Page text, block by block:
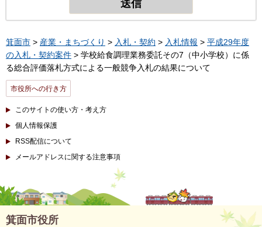
箕面市 > 産業・まちづくり > 入札・契約 > 入札情報 > 平成29年度
の入札・契約案件 > 学校給食調理業務委託その7（中小学校）に係
る総合評価落札方式による一般競争入札の結果について
市役所への行き方
このサイトの使い方・考え方
個人情報保護
RSS配信について
メールアドレスに関する注意事項
箕面市役所